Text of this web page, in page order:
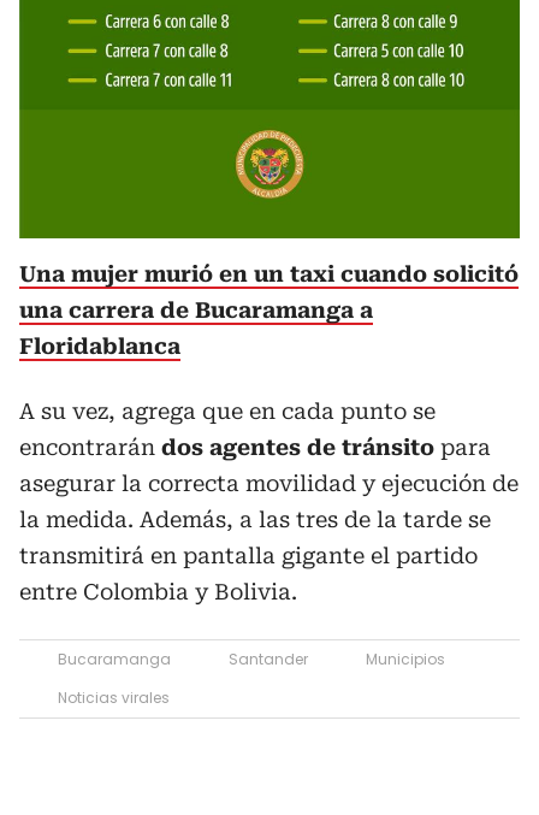
Una mujer murió en un taxi cuando solicitó
una carrera de Bucaramanga a
Floridablanca
A su vez, agrega que en cada punto se
encontrarán dos agentes de tránsito para
asegurar la correcta movilidad y ejecución de
la medida. Además, a las tres de la tarde se
transmitirá en pantalla gigante el partido
entre Colombia y Bolivia.
Bucaramanga Santander
Municipios
Noticias virales